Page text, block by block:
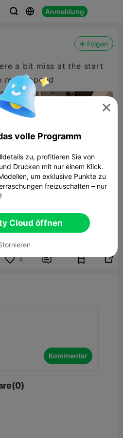
  Anmeldung
Folgen
a bit miss at the start
much speed
print
3D-Modell
4  
Kommentar

volle Programm
zu, profitieren Sie von
Drucken mit nur einem Klick.
um exklusive Punkte zu
freizuschalten – nur
Cloud öffnen